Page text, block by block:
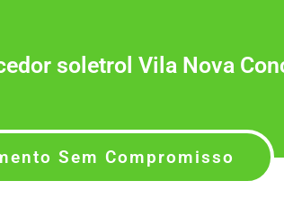
soletrol Vila Nova
Sem Compromisso